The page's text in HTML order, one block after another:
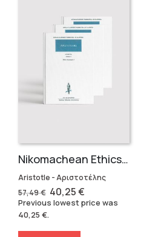
Nikomachean Ethics (3 volumes)
Aristotle - Αριστοτέλης
57,49€ Original
price
was:
57,49 €.
40,25€Current
price
is:
Previous lowest price was
40,25 €.